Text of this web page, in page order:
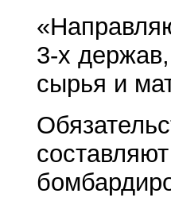
3-х
сырья и